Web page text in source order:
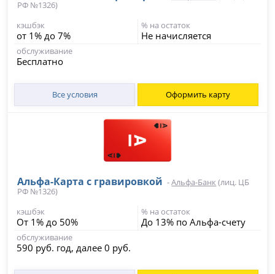
РФ №1326)
кэшбэк
от 1% до 7%
% на остаток
Не начисляется
обслуживание
Бесплатно
Все условия Оформить карту
Альфа-Карта с гравировкой -Альфа-Банк (лиц. ЦБ
РФ №1326)
кэшбэк
От 1% до 50%
% на остаток
До 13% по Альфа-счету
обслуживание
590 руб. год, далее 0 руб.